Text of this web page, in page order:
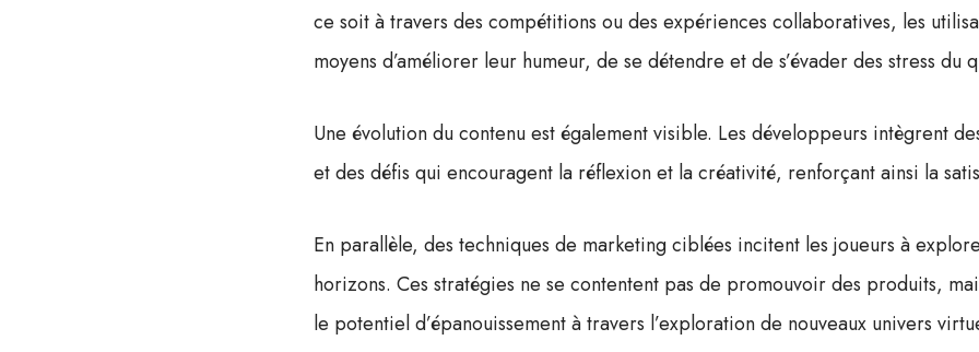
ce soit à travers des compétitions ou des expériences collaboratives, les
moyens d’améliorer leur humeur, de se détendre et de s’évader des stress du
Une évolution du contenu est également visible. Les développeurs intègrent
et des défis qui encouragent la réflexion et la créativité, renforçant ainsi la
En parallèle, des techniques de marketing ciblées incitent les joueurs à
horizons. Ces stratégies ne se contentent pas de promouvoir des produits,
le potentiel d’épanouissement à travers l’exploration de nouveaux univers